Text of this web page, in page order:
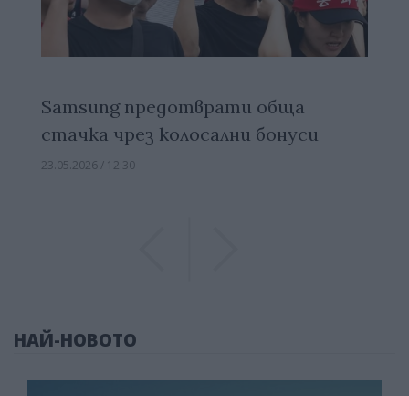
Samsung предотврати обща
стачка чрез колосални бонуси
23.05.2026 / 12:30
НАЙ-НОВОТО